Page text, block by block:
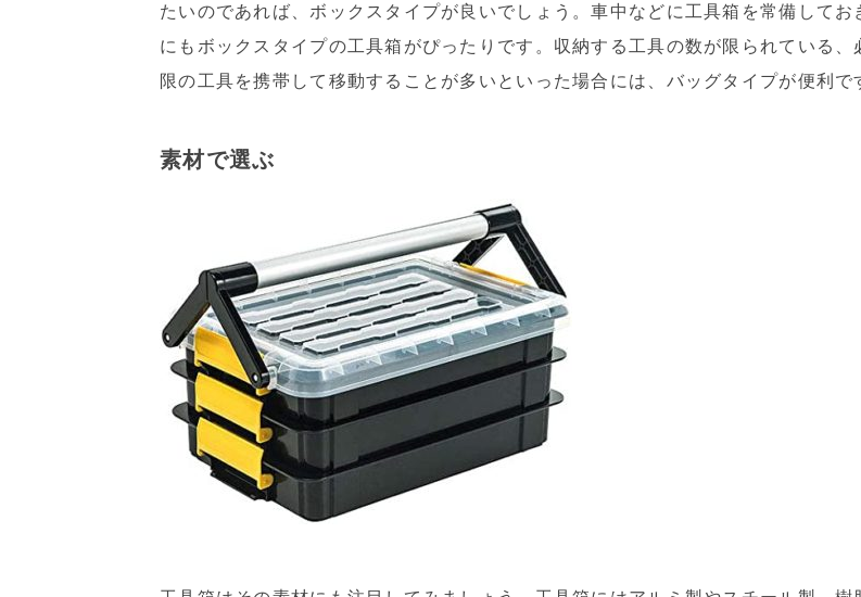
たいのであれば、ボックスタイプが良いでしょう。車中などに工具箱を常備してお
にもボックスタイプの工具箱がぴったりです。収納する工具の数が限られている、
限の工具を携帯して移動することが多いといった場合には、バッグタイプが便利で
素材で選ぶ